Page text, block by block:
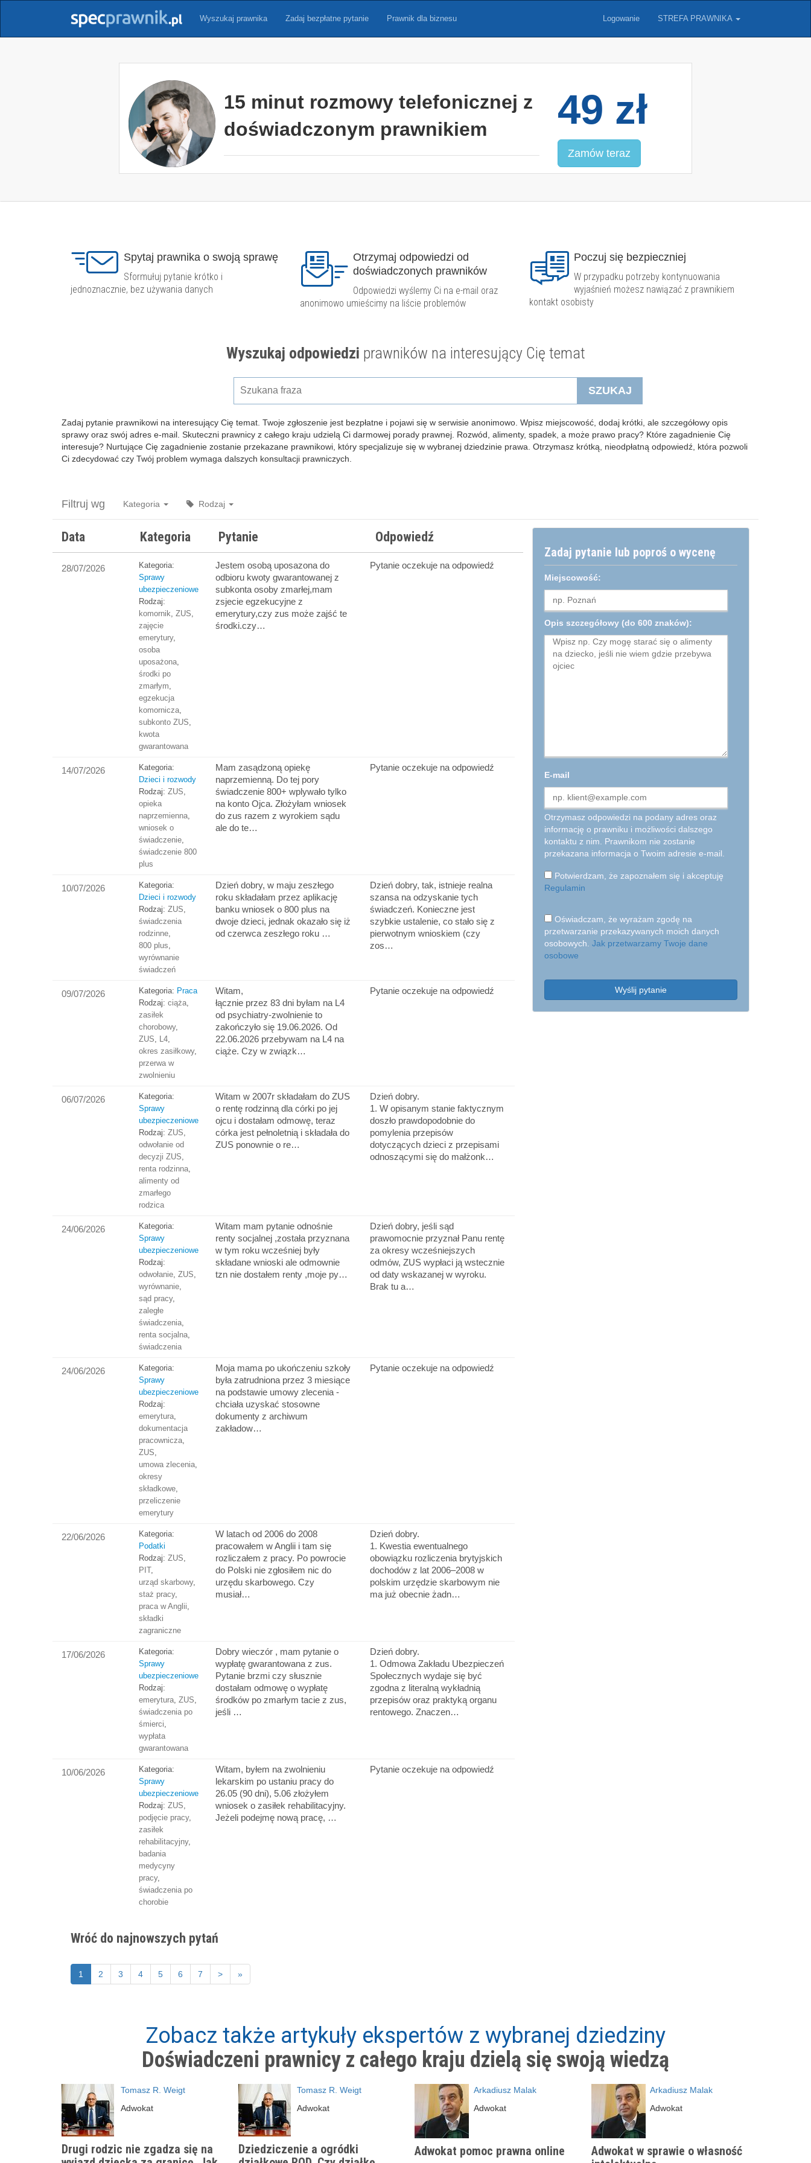
Wyszukaj prawnika Zadaj bezpłatne pytanie Prawnik dla biznesu Logowanie STREFA PRAWNIKA
15 minut rozmowy telefonicznej z
doświadczonym prawnikiem
49 zł
Zamów teraz
Spytaj prawnika o swoją sprawę
Sformułuj pytanie krótko i
jednoznacznie, bez używania danych
Otrzymaj odpowiedzi od
doświadczonych prawników
Odpowiedzi wyślemy Ci na e-mail oraz
anonimowo umieścimy na liście problemów
Poczuj się bezpieczniej
W przypadku potrzeby kontynuowania
wyjaśnień możesz nawiązać z prawnikiem
kontakt osobisty
Wyszukaj odpowiedzi prawników na interesujący Cię temat
SZUKAJ
Zadaj pytanie prawnikowi na interesujący Cię temat. Twoje zgłoszenie jest bezpłatne i pojawi się w serwisie anonimowo. Wpisz miejscowość, dodaj krótki, ale szczegółowy opis
sprawy oraz swój adres e-mail. Skuteczni prawnicy z całego kraju udzielą Ci darmowej porady prawnej. Rozwód, alimenty, spadek, a może prawo pracy? Które zagadnienie Cię
interesuje? Nurtujące Cię zagadnienie zostanie przekazane prawnikowi, który specjalizuje się w wybranej dziedzinie prawa. Otrzymasz krótką, nieodpłatną odpowiedź, która pozwoli
Ci zdecydować czy Twój problem wymaga dalszych konsultacji prawniczych.
Filtruj wg Kategoria Rodzaj
Zadaj pytanie lub poproś o wycenę
Miejscowość:
Opis szczegółowy (do 600 znaków):
E-mail
Otrzymasz odpowiedzi na podany adres oraz
informację o prawniku i możliwości dalszego
kontaktu z nim. Prawnikom nie zostanie
przekazana informacja o Twoim adresie e-mail.
Potwierdzam, że zapoznałem się i akceptuję
Regulamin
Oświadczam, że wyrażam zgodę na
przetwarzanie przekazywanych moich danych
osobowych. Jak przetwarzamy Twoje dane
osobowe
Wyślij pytanie
Data Kategoria Pytanie Odpowiedź
28/07/2026
Kategoria:
Sprawy
ubezpieczeniowe
Rodzaj:
komornik, ZUS,
zajęcie
emerytury,
osoba
uposażona,
środki po
zmarłym,
egzekucja
komornicza,
subkonto ZUS,
kwota
gwarantowana
Jestem osobą uposazona do
odbioru kwoty gwarantowanej z
subkonta osoby zmarłej,mam
zsjecie egzekucyjne z
emerytury,czy zus może zajść te
środki.czy…
Pytanie oczekuje na odpowiedź
14/07/2026
Kategoria:
Dzieci i rozwody
Rodzaj: ZUS,
opieka
naprzemienna,
wniosek o
świadczenie,
świadczenie 800
plus
Mam zasądzoną opiekę
naprzemienną. Do tej pory
świadczenie 800+ wplywało tylko
na konto Ojca. Złożyłam wniosek
do zus razem z wyrokiem sądu
ale do te…
Pytanie oczekuje na odpowiedź
10/07/2026
Kategoria:
Dzieci i rozwody
Rodzaj: ZUS,
świadczenia
rodzinne,
800 plus,
wyrównanie
świadczeń
Dzień dobry, w maju zeszłego
roku składałam przez aplikację
banku wniosek o 800 plus na
dwoje dzieci, jednak okazało się iż
od czerwca zeszłego roku …
Dzień dobry, tak, istnieje realna
szansa na odzyskanie tych
świadczeń. Konieczne jest
szybkie ustalenie, co stało się z
pierwotnym wnioskiem (czy
zos…
09/07/2026 Kategoria: Praca
Rodzaj: ciąża,
zasiłek
chorobowy,
ZUS, L4,
okres zasiłkowy,
przerwa w
zwolnieniu
Witam,
łącznie przez 83 dni byłam na L4
od psychiatry-zwolnienie to
zakończyło się 19.06.2026. Od
22.06.2026 przebywam na L4 na
ciąże. Czy w związk…
Pytanie oczekuje na odpowiedź
06/07/2026
Kategoria:
Sprawy
ubezpieczeniowe
Rodzaj: ZUS,
odwołanie od
decyzji ZUS,
renta rodzinna,
alimenty od
zmarłego
rodzica
Witam w 2007r składałam do ZUS
o rentę rodzinną dla córki po jej
ojcu i dostałam odmowę, teraz
córka jest pełnoletnią i składała do
ZUS ponownie o re…
Dzień dobry.
1. W opisanym stanie faktycznym
doszło prawdopodobnie do
pomylenia przepisów
dotyczących dzieci z przepisami
odnoszącymi się do małżonk…
24/06/2026
Kategoria:
Sprawy
ubezpieczeniowe
Rodzaj:
odwołanie, ZUS,
wyrównanie,
sąd pracy,
zaległe
świadczenia,
renta socjalna,
świadczenia
Witam mam pytanie odnośnie
renty socjalnej ,została przyznana
w tym roku wcześniej były
składane wnioski ale odmownie
tzn nie dostałem renty ,moje py…
Dzień dobry, jeśli sąd
prawomocnie przyznał Panu rentę
za okresy wcześniejszych
odmów, ZUS wypłaci ją wstecznie
od daty wskazanej w wyroku.
Brak tu a…
24/06/2026
Kategoria:
Sprawy
ubezpieczeniowe
Rodzaj:
emerytura,
dokumentacja
pracownicza,
ZUS,
umowa zlecenia,
okresy
składkowe,
przeliczenie
emerytury
Moja mama po ukończeniu szkoły
była zatrudniona przez 3 miesiące
na podstawie umowy zlecenia -
chciała uzyskać stosowne
dokumenty z archiwum
zakładow…
Pytanie oczekuje na odpowiedź
22/06/2026
Kategoria:
Podatki
Rodzaj: ZUS,
PIT,
urząd skarbowy,
staż pracy,
praca w Anglii,
składki
zagraniczne
W latach od 2006 do 2008
pracowałem w Anglii i tam się
rozliczałem z pracy. Po powrocie
do Polski nie zgłosiłem nic do
urzędu skarbowego. Czy
musiał…
Dzień dobry.
1. Kwestia ewentualnego
obowiązku rozliczenia brytyjskich
dochodów z lat 2006–2008 w
polskim urzędzie skarbowym nie
ma już obecnie żadn…
17/06/2026
Kategoria:
Sprawy
ubezpieczeniowe
Rodzaj:
emerytura, ZUS,
świadczenia po
śmierci,
wypłata
gwarantowana
Dobry wieczór , mam pytanie o
wypłatę gwarantowana z zus.
Pytanie brzmi czy słusznie
dostałam odmowę o wypłatę
środków po zmarłym tacie z zus,
jeśli …
Dzień dobry.
1. Odmowa Zakładu Ubezpieczeń
Społecznych wydaje się być
zgodna z literalną wykładnią
przepisów oraz praktyką organu
rentowego. Znaczen…
10/06/2026
Kategoria:
Sprawy
ubezpieczeniowe
Rodzaj: ZUS,
podjęcie pracy,
zasiłek
rehabilitacyjny,
badania
medycyny
pracy,
świadczenia po
chorobie
Witam, byłem na zwolnieniu
lekarskim po ustaniu pracy do
26.05 (90 dni), 5.06 złożyłem
wniosek o zasiłek rehabilitacyjny.
Jeżeli podejmę nową pracę, …
Pytanie oczekuje na odpowiedź
Wróć do najnowszych pytań
1 2 3 4 5 6 7 > »
Zobacz także artykuły ekspertów z wybranej dziedziny
Doświadczeni prawnicy z całego kraju dzielą się swoją wiedzą
Tomasz R. Weigt
Adwokat
Drugi rodzic nie zgadza się na
Tomasz R. Weigt
Adwokat
Dziedziczenie a ogródki
Arkadiusz Malak
Adwokat
Adwokat pomoc prawna online
Arkadiusz Malak
Adwokat
Adwokat w sprawie o własność